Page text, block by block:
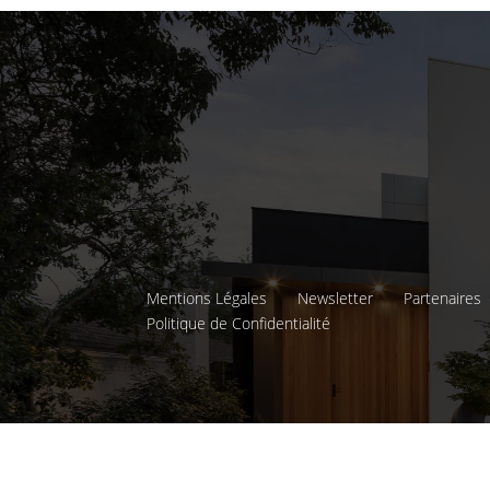
Mentions Légales Newsletter
Partenaires
Politique de Confidentialité